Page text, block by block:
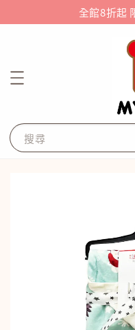
全館8折起
搜尋